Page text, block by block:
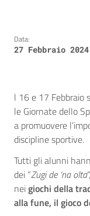
Data:
27 Febbraio 2024
l 16 e 17 Febbraio
le Giornate dello
a promuovere
discipline sportive.
Tutti gli alunni
dei “Zugi de ‘na olta
neigiochi della
alla fune, il gioco